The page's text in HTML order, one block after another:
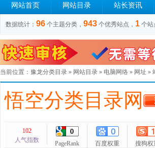
网站首页 网站目录 站长资讯
数据统计： 96 个主题分类， 943 个优秀站点， 1 个站
当前位置： 豫龙分类目录 » 网站目录 » 电脑网络 » 网址 »
悟空分类目录网
102
人气指数
PageRank 百度权重 搜狗权